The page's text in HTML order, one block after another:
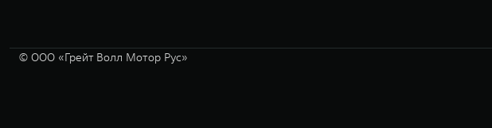
© ООО «Грейт Волл Мотор Рус»